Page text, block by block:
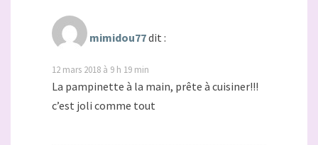
mimidou77dit :
12 mars 2018 à 9 h 19 min
La pampinette à la main, prête à cuisiner!!!
c’est joli comme tout